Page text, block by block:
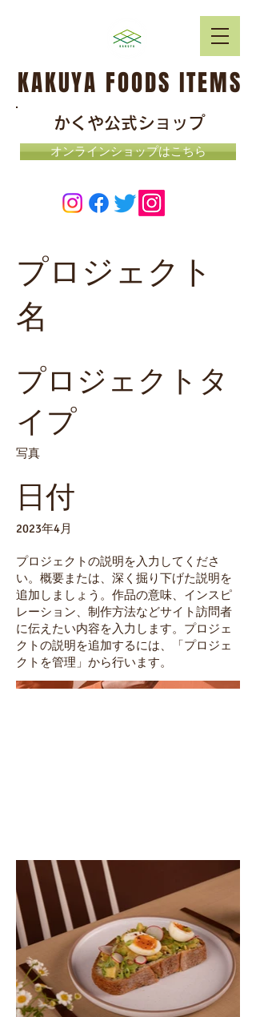
KAKUYA FOODS ITEMS
かくや公式ショップ
オンラインショップはこちら
プロジェクト
名
プロジェクトタ
イプ
写真
日付
2023年4月
プロジェクトの説明を入力してくださ
い。概要または、深く掘り下げた説明を
追加しましょう。作品の意味、インスピ
レーション、制作方法などサイト訪問者
に伝えたい内容を入力します。プロジェ
クトの説明を追加するには、「プロジェ
クトを管理」から行います。